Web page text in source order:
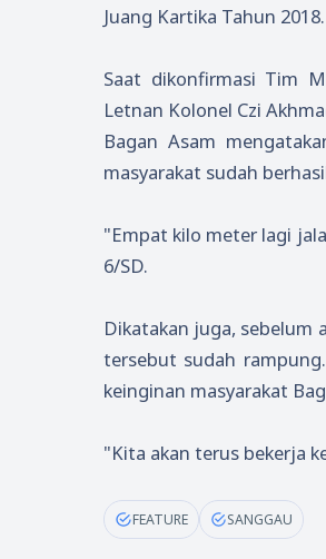
Juang Kartika Tahun 2018.
Saat dikonfirmasi Tim
Letnan Kolonel Czi
Bagan Asam
masyarakat sudah
"Empat kilo meter lagi
6/SD.
Dikatakan juga, sebelum
tersebut sudah
keinginan masyarakat
"Kita akan terus bekerja
FEATURE SANGGAU